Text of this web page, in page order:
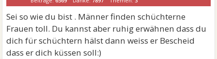
Sei so wie du bist . Männer finden schüchterne
Frauen toll. Du kannst aber ruhig erwähnen dass du
dich für schüchtern hälst dann weiss er Bescheid
dass er dich küssen soll:)